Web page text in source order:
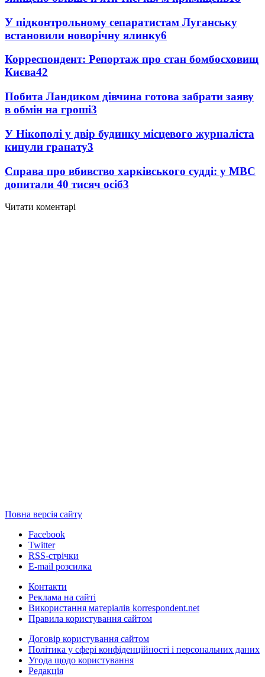
У підконтрольному сепаратистам Луганську
встановили новорічну ялинку6
Корреспондент: Репортаж про стан бомбосховищ
Києва42
Побита Ландиком дівчина готова забрати заяву
в обмін на гроші3
У Нікополі у двір будинку місцевого журналіста
кинули гранату3
Справа про вбивство харківського судді: у МВС
допитали 40 тисяч осіб3
Читати коментарі
Повна версія сайту
Facebook
Twitter
RSS-стрічки
E-mail розсилка
Контакти
Реклама на сайті
Використання матеріалів korrespondent.net
Правила користування сайтом
Договір користування сайтом
Політика у сфері конфіденційності і персональних даних
Угода щодо користування
Редакція